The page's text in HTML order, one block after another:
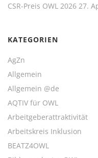
CSR-Preis OWL 2026 27.
KATEGORIEN
AgZn
Allgemein
Allgemein @de
AQTIV für OWL
Arbeitgeberattraktivität
Arbeitskreis Inklusion
BEATZ4OWL